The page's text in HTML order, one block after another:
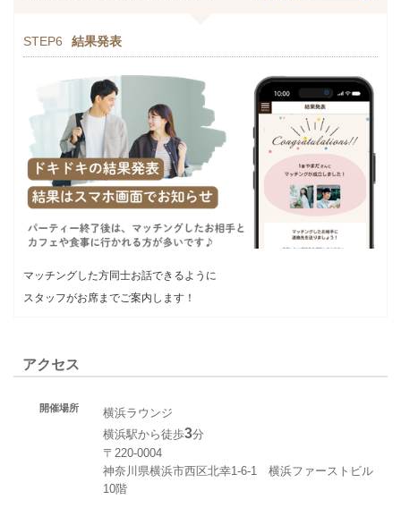
STEP6 結果発表
マッチングした方同士お話できるように
スタッフがお席までご案内します！
アクセス
開催場所
横浜ラウンジ
横浜駅から徒歩3分
〒220-0004
神奈川県横浜市西区北幸1‐6‐1 横浜ファーストビル
10階